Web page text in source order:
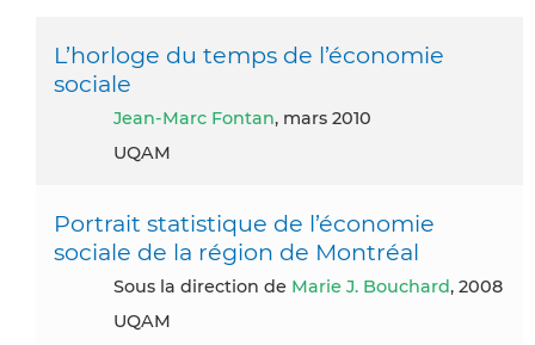
L’horloge du temps de l’économie
sociale
Jean-Marc Fontan, mars 2010
UQAM
Portrait statistique de l’économie
sociale de la région de Montréal
Sous la direction de Marie J. Bouchard, 2008
UQAM